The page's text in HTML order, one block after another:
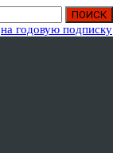
на годовую подписку